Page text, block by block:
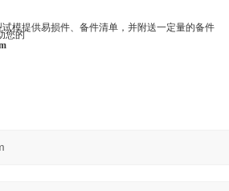
您的
模提供易损件、备件清单，并附送一定量的备件